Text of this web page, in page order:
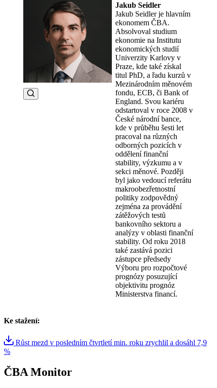
Jakub Seidler
Jakub Seidler je hlavním
ekonomem ČBA.
Absolvoval studium
ekonomie na Institutu
ekonomických studií
Univerzity Karlovy v
Praze, kde také získal
titul PhD, a řadu kurzů v
Mezinárodním měnovém
fondu, ECB, či Bank of
England. Svou kariéru
odstartoval v roce 2008 v
České národní bance,
kde v průběhu šesti let
pracoval na různých
odborných pozicích v
oddělení finanční
stability, výzkumu a v
sekci měnové. Později
byl jako vedoucí referátu
makroobezřetnostní
politiky zodpovědný
zejména za provádění
zátěžových testů
bankovního sektoru a
analýzy v oblasti finanční
stability. Od roku 2018
také zastává pozici
zástupce předsedy
Výboru pro rozpočtové
prognózy posuzující
objektivitu prognóz
Ministerstva financí.
Ke stažení:
Růst mezd v posledním čtvrtletí min. roku zrychlil a dosáhl 7,9
%
ČBA Monitor